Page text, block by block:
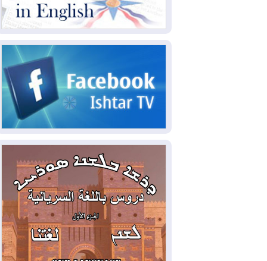
إقليم كوردستان إلى وزارة الكهرباء العراقية
ملامح أخطر التحديات التي تواجه العراق
2026-08-05
حرائق فرنسا.. توقيف 402
شخص بينهم 156 قاصرا منذ بداية موسم
الحرائق
2026-08-04سومو: إنتاج النفط في إقليم
كوردستان انخفض إلى أقل من 10%
2026-08-04ملفات حقبة الكاظمي تعود إلى
الواجهة.. أنباء عن مراجعات قضائية
وتحقيقات أوسع في قضايا فساد
2026-08-04بيترو يشكو تزوير الانتخابات
الرئاسية ويحذر من "حرب أهلية" في
كولومبيا